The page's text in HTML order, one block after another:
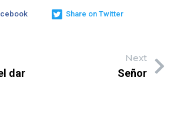
Share on Twitter
dar
Next
Señor